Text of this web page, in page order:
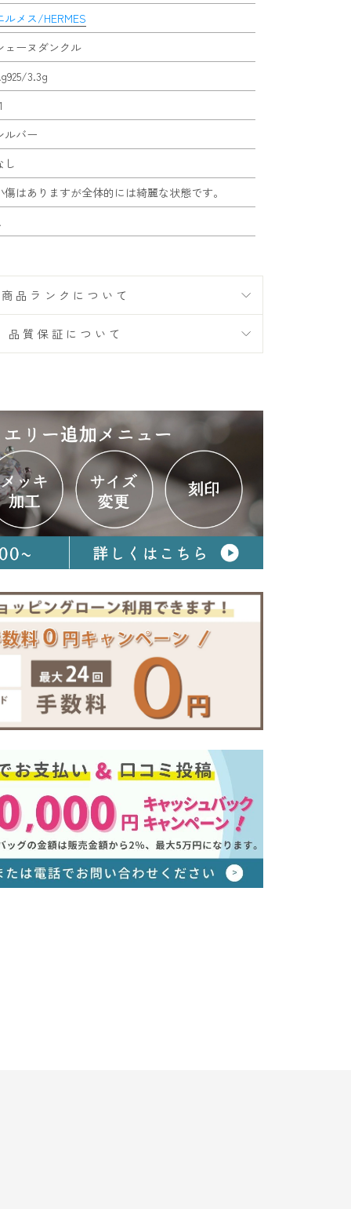
ルメス/HERMES
ェーヌダンクル
3.3g
ルバー
し
傷はありますが全体的には綺麗な状態です。
商品ランクについて
品質保証について